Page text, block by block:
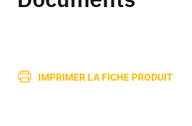
IMPRIMER LA FICHE PRODUIT